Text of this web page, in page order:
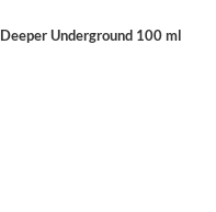
Deeper Underground 100 ml